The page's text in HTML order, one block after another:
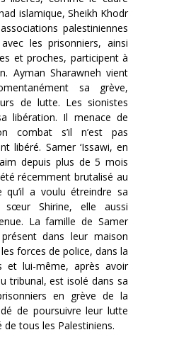
islamique, Sheikh Khodr
palestiniennes
les prisonniers, ainsi
et proches, participent à
Ayman Sharawneh vient
sa grève,
de lutte. Les sionistes
libération. Il menace de
combat s’il n’est pas
libéré. Samer ‘Issawi, en
depuis plus de 5 mois
récemment brutalisé au
qu’il a voulu étreindre sa
Shirine, elle aussi
La famille de Samer
dans leur maison
forces de police, dans la
et lui-même, après avoir
tribunal, est isolé dans sa
en grève de la
de poursuivre leur lutte
de tous les Palestiniens.